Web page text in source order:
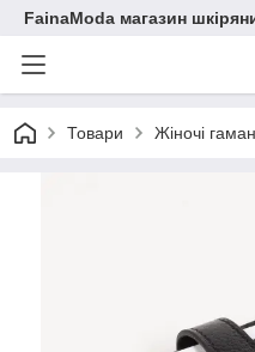
FainaModa магазин
Товари Жіночі